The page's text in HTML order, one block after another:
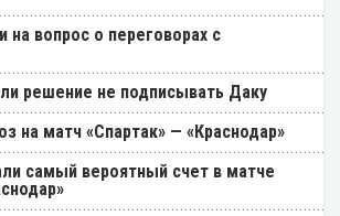
на вопрос о переговорах с
решение не подписывать Даку
на матч «Спартак» — «Краснодар»
самый вероятный счет в матче